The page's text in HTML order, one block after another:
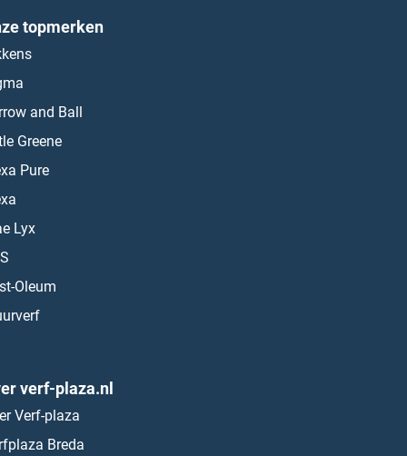
topmerken
and Ball
Greene
Pure
Lyx
Oleum
verf-plaza.nl
Verf-plaza
Breda